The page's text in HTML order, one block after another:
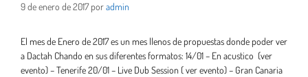
9 de enero de 2017 poradmin
El mes de Enero de 2017 es un mes llenos de propuestas donde poder ver
a Dactah Chando en sus diferentes formatos: 14/01 – En acustico (ver
evento) – Tenerife 20/01 – Live Dub Session ( ver evento) – Gran Canaria